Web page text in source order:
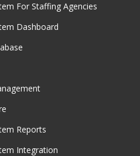
For Staffing Agencies
Dashboard
Reports
Integration